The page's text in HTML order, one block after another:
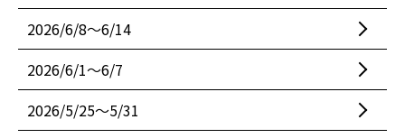
2026/6/8〜6/14
2026/6/1〜6/7
2026/5/25〜5/31